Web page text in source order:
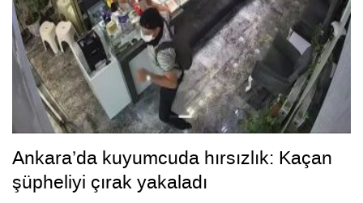
Ankara’da kuyumcuda hırsızlık: Kaçan
şüpheliyi çırak yakaladı